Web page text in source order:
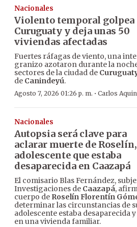
Nacionales
Violento temporal golpea
Curuguaty y deja unas 50
viviendas afectadas
Fuertes ráfagas de viento, una
granizo azotaron durante la
sectores de la ciudad de
de Canindeyú.
Agosto 7, 2026 01:26 p. m. · Carlos
Nacionales
Autopsia será clave para
aclarar muerte de
adolescente que estaba
desaparecida en Caazapá
El comisario Blas Fernández,
Investigaciones de Caazapá,
cuerpo de Roselín Florentín
determinar las circunstancias de
adolescente estaba desaparecida
en una vivienda familiar.